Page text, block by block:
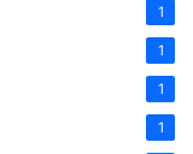
1
1
1
1